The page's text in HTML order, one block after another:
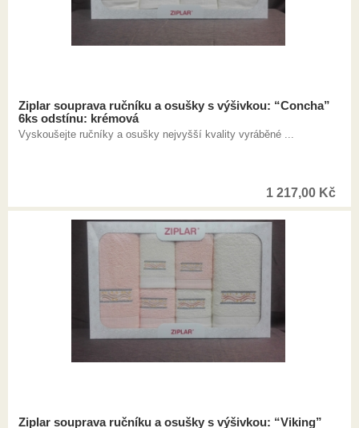
Ziplar souprava ručníku a osušky s výšivkou: “Concha”
6ks odstínu: krémová
Vyskoušejte ručníky a osušky nejvyšší kvality vyráběné ...
1 217,00 Kč
Ziplar souprava ručníku a osušky s výšivkou: “Viking”